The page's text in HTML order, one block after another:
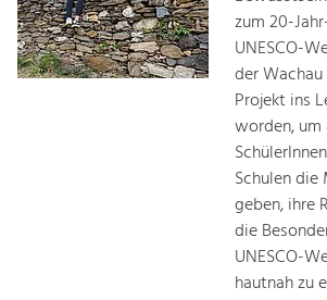
Social Affairs, Education
& Identity
Equality, Youth and Integration.
Climate Change, Public Transport and
Increase in Regional Value Added.
zum 20-
UNESCO-
der
Projekt ins
worden, um
Schulen
geben, ihre
die
UNESCO-
hautnah zu